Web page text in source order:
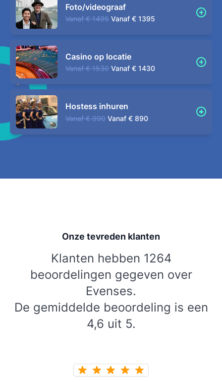
Foto/videograaf
Vanaf € 1495 Vanaf € 1395
Casino op locatie
Vanaf € 1530 Vanaf € 1430
Hostess inhuren
Vanaf € 990 Vanaf € 890
Onze tevreden klanten
Klanten hebben 1264
beoordelingen gegeven over
Evenses.
De gemiddelde beoordeling is een
4,6 uit 5.